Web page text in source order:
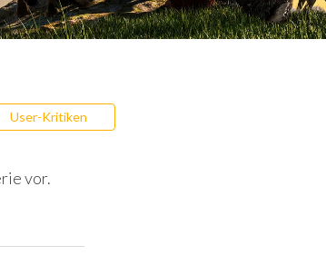
User-Kritiken
vor.